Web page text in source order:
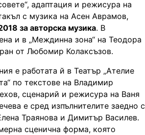
адаптация и режисура на
с музика на Асен Аврамов,
за авторска музика. В
и в „Междинна зона“ на Теодора
от Любомир Колаксъзов.
е работата й в Театър „Ателие
по текстове на Владимир
сценарий и режисура на Ваня
е сред изпълнителите заедно с
Траянова и Димитър Василев.
сценична форма, която